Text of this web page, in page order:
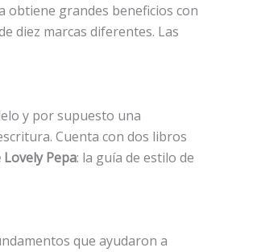
obtiene grandes beneficios con
diez marcas diferentes. Las
y por supuesto una
Cuenta con dos libros
Lovely Pepa: la guía de estilo de
que ayudaron a